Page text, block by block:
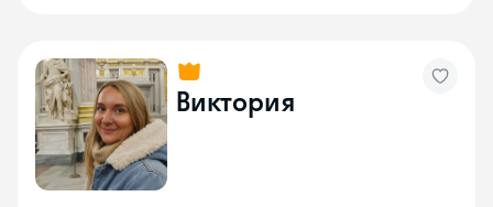
Виктория